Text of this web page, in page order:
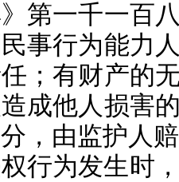
第一千一百
事行为能力
；有财产的
成他人损害
，由监护人
行为发生时